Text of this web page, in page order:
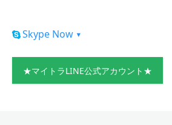
Skype Now ▾
★マイトラLINE公式アカウント★